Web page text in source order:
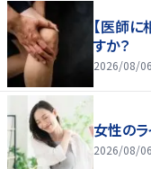
【医師
すか？
2026/08/
女性の
2026/08/